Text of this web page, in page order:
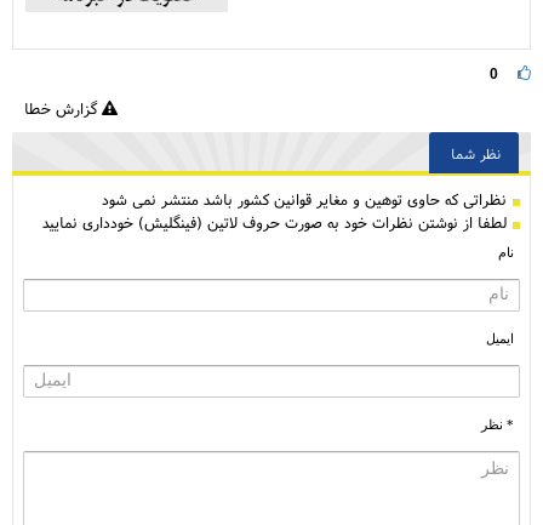
0
گزارش خطا
نظر شما
نظراتی كه حاوی توهین و مغایر قوانین کشور باشد منتشر نمی شود
لطفا از نوشتن نظرات خود به صورت حروف لاتین (فینگلیش) خودداری نمایید
نام
ایمیل
* نظر